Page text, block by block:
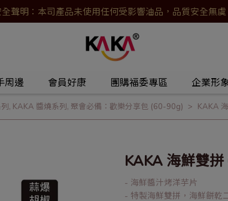
聲明：本司產品未使用任何受影響油品，品質安全無虞
周邊 會員好康 團購福委專區 企業形
, KAKA 醬燒系列, 聚會必備：歡樂分享包 (60-90g) KAKA
KAKA 海鮮雙
- 海鮮醬汁烤洋芋片
- 特製海鮮雙拼，海鮮餅乾